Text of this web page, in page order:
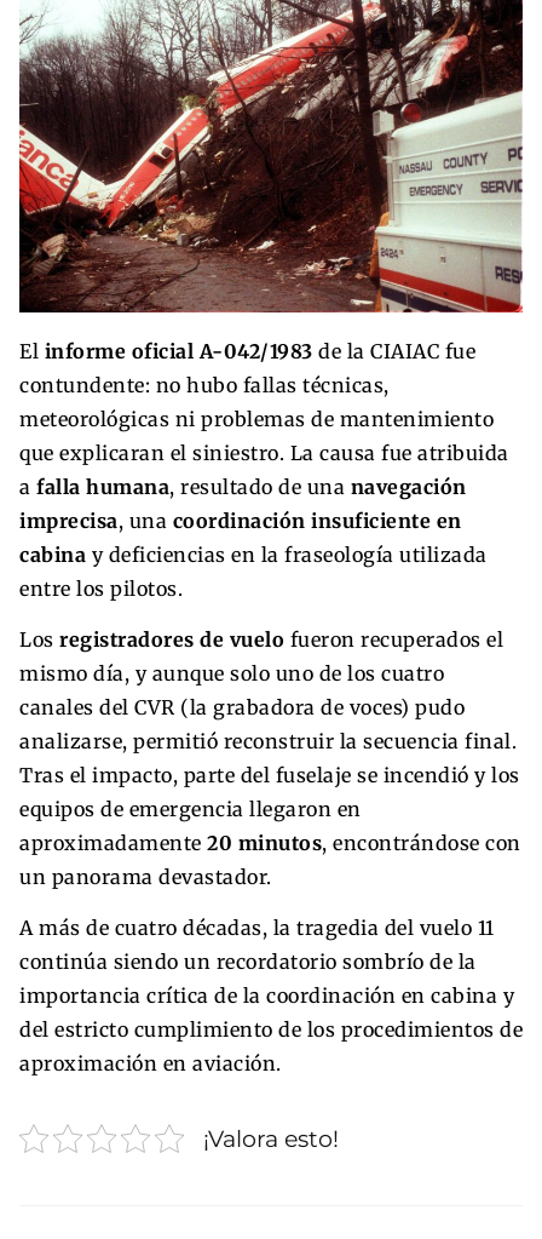
El informe oficial A-042/1983 de la CIAIAC fue
contundente: no hubo fallas técnicas,
meteorológicas ni problemas de mantenimiento
que explicaran el siniestro. La causa fue atribuida
a falla humana, resultado de una navegación
imprecisa, una coordinación insuficiente en
cabina y deficiencias en la fraseología utilizada
entre los pilotos.
Los registradores de vuelo fueron recuperados el
mismo día, y aunque solo uno de los cuatro
canales del CVR (la grabadora de voces) pudo
analizarse, permitió reconstruir la secuencia final.
Tras el impacto, parte del fuselaje se incendió y los
equipos de emergencia llegaron en
aproximadamente 20 minutos, encontrándose con
un panorama devastador.
A más de cuatro décadas, la tragedia del vuelo 11
continúa siendo un recordatorio sombrío de la
importancia crítica de la coordinación en cabina y
del estricto cumplimiento de los procedimientos de
aproximación en aviación.
¡Valora esto!